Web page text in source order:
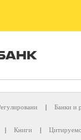
| Банки и
| Книги |